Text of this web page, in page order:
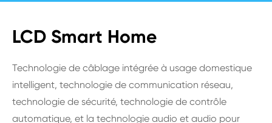
LCD Smart Home
Technologie de câblage intégrée à usage domestique
intelligent, technologie de communication réseau,
technologie de sécurité, technologie de contrôle
automatique, et la technologie audio et audio pour